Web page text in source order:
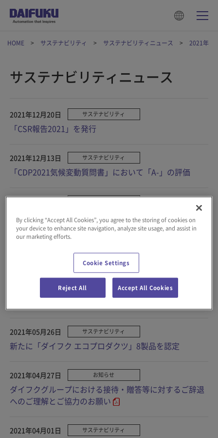
HOME サステナビリティ サステナビリティニュース 2021年
サステナビリティニュース
2021年12月20日 サステナビリティ
「CSR報告2021」を発行
2021年12月13日 サステナビリティ
「CDP2021気候変動質問書」において「A-」の評価
「ダイフクグループ人権方針」の策定について
2020年度「ダイフクエコアクション」の実績について
2021年07月06日 サステナビリティ
2021年05月26日 サステナビリティ
新たに「ダイフク エコプロダクツ」8製品を認定
2021年04月27日 お知らせ
ダイフクグループにおける接待・贈答等に対するご辞退
へのご理解とご協力のお願い
2021年04月01日 サステナビリティ
By clicking “Accept All Cookies”, you agree to the storing of cookies on
your device to enhance site navigation, analyze site usage, and assist in
our marketing efforts.
Cookie Settings
Reject All Accept All Cookies